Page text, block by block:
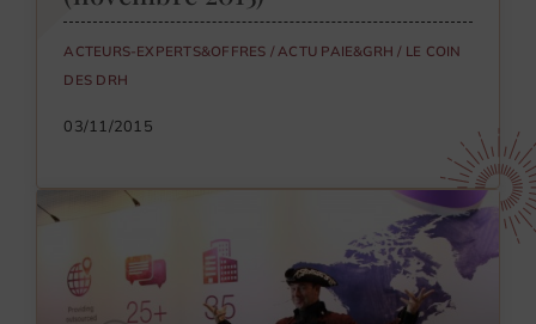
ACTEURS-EXPERTS&OFFRES / ACTU PAIE&GRH / LE COIN
DES DRH
03/11/2015